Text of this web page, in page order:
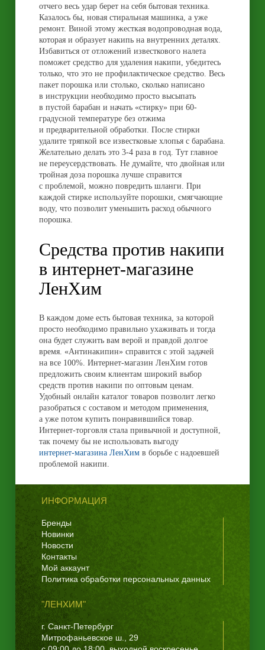
отчего весь удар берет на себя бытовая техника.
Казалось бы, новая стиральная машинка, а уже
ремонт. Виной этому жесткая водопроводная вода,
которая и образует накипь на внутренних деталях.
Избавиться от отложений известкового налета
поможет средство для удаления накипи, убедитесь
только, что это не профилактическое средство. Весь
пакет порошка или столько, сколько написано
в инструкции необходимо просто высыпать
в пустой барабан и начать «стирку» при 60-
градусной температуре без отжима
и предварительной обработки. После стирки
удалите тряпкой все известковые хлопья с барабана.
Желательно делать это 3-4 раза в год. Тут главное
не переусердствовать. Не думайте, что двойная или
тройная доза порошка лучше справится
с проблемой, можно повредить шланги. При
каждой стирке используйте порошки, смягчающие
воду, что позволит уменьшить расход обычного
порошка.
Средства против накипи
в интернет-магазине
ЛенХим
В каждом доме есть бытовая техника, за которой
просто необходимо правильно ухаживать и тогда
она будет служить вам верой и правдой долгое
время. «Антинакипин» справится с этой задачей
на все 100%. Интернет-магазин ЛенХим готов
предложить своим клиентам широкий выбор
средств против накипи по оптовым ценам.
Удобный онлайн каталог товаров позволит легко
разобраться с составом и методом применения,
а уже потом купить понравившийся товар.
Интернет-торговля стала привычной и доступной,
так почему бы не использовать выгоду
интернет-магазина ЛенХим в борьбе с надоевшей
проблемой накипи.
ИНФОРМАЦИЯ
Бренды
Новинки
Новости
Контакты
Мой аккаунт
Политика обработки персональных данных
"ЛЕНХИМ"
г. Санкт-Петербург
Митрофаньевское ш., 29